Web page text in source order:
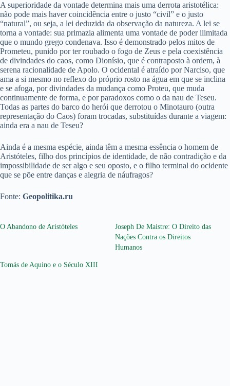
A superioridade da vontade determina mais uma derrota aristotélica:
não pode mais haver coincidência entre o justo “civil” e o justo
“natural”, ou seja, a lei deduzida da observação da natureza. A lei se
torna a vontade: sua primazia alimenta uma vontade de poder ilimitada
que o mundo grego condenava. Isso é demonstrado pelos mitos de
Prometeu, punido por ter roubado o fogo de Zeus e pela coexistência
de divindades do caos, como Dionísio, que é contraposto à ordem, à
serena racionalidade de Apolo. O ocidental é atraído por Narciso, que
ama a si mesmo no reflexo do próprio rosto na água em que se inclina
e se afoga, por divindades da mudança como Proteu, que muda
continuamente de forma, e por paradoxos como o da nau de Teseu.
Todas as partes do barco do herói que derrotou o Minotauro (outra
representação do Caos) foram trocadas, substituídas durante a viagem:
ainda era a nau de Teseu?
Ainda é a mesma espécie, ainda têm a mesma essência o homem de
Aristóteles, filho dos princípios de identidade, de não contradição e da
impossibilidade de ser algo e seu oposto, e o filho terminal do ocidente
que se põe entre danças e alegria de náufragos?
Fonte: Geopolitika.ru
O Abandono de Aristóteles
Joseph De Maistre: O Direito das
Nações Contra os Direitos
Humanos
Tomás de Aquino e o Século XIII